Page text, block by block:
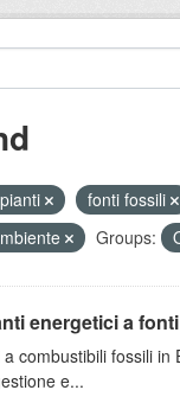
fonti fossili
Groups:
energetici a
combustibili fossili
e...